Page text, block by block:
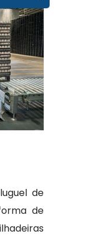
de
de